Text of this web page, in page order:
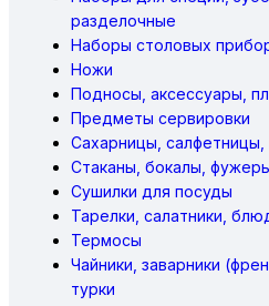
разделочные
Наборы столовых
Ножи
Подносы, аксессуары,
Предметы сервировки
Сахарницы, салфетницы,
Стаканы, бокалы,
Сушилки для посуды
Тарелки, салатники,
Термосы
Чайники, заварники
турки